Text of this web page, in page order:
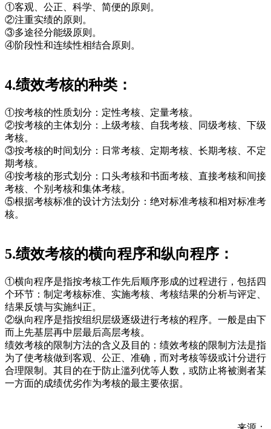
①客观、公正、科学、简便的原则。
②注重实绩的原则。
③多途径分能级原则。
④阶段性和连续性相结合原则。
4.绩效考核的种类：
①按考核的性质划分：定性考核、定量考核。
②按考核的主体划分：上级考核、自我考核、同级考核、下级
考核。
③按考核的时间划分：日常考核、定期考核、长期考核、不定
期考核。
④按考核的形式划分：口头考核和书面考核、直接考核和间接
考核、个别考核和集体考核。
⑤根据考核标准的设计方法划分：绝对标准考核和相对标准考
核。
5.绩效考核的横向程序和纵向程序：
①横向程序是指按考核工作先后顺序形成的过程进行，包括四
个环节：制定考核标准、实施考核、考核结果的分析与评定、
结果反馈与实施纠正。
②纵向程序是指按组织层级逐级进行考核的程序。一般是由下
而上先基层再中层最后高层考核。
绩效考核的限制方法的含义及目的：绩效考核的限制方法是指
为了使考核做到客观、公正、准确，而对考核等级或计分进行
合理限制。其目的在于防止滥列优等人数，或防止将被测者某
一方面的成绩优劣作为考核的最主要依据。